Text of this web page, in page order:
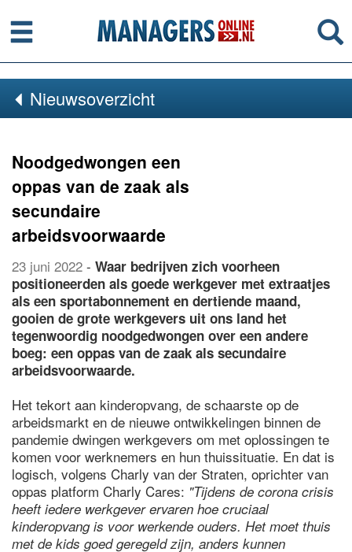
Menu
Nieuwsoverzicht
Noodgedwongen een
oppas van de zaak als
secundaire
arbeidsvoorwaarde
23 juni 2022 - Waar bedrijven zich voorheen
positioneerden als goede werkgever met extraatjes
als een sportabonnement en dertiende maand,
gooien de grote werkgevers uit ons land het
tegenwoordig noodgedwongen over een andere
boeg: een oppas van de zaak als secundaire
arbeidsvoorwaarde.
Het tekort aan kinderopvang, de schaarste op de
arbeidsmarkt en de nieuwe ontwikkelingen binnen de
pandemie dwingen werkgevers om met oplossingen te
komen voor werknemers en hun thuissituatie. En dat is
logisch, volgens Charly van der Straten, oprichter van
oppas platform Charly Cares: "Tijdens de corona crisis
heeft iedere werkgever ervaren hoe cruciaal
kinderopvang is voor werkende ouders. Het moet thuis
met de kids goed geregeld zijn, anders kunnen